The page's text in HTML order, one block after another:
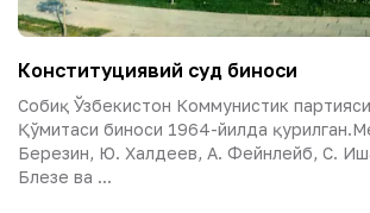
Конституциявий суд биноси
Собиқ Ўзбекистон Коммунистик
Қўмитаси биноси 1964-йилда
Березин, Ю. Халдеев, А. Фейнлейб, С.
Блезе ва ...